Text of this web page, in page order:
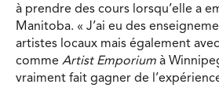
à prendre des cours lorsqu’elle a
Manitoba. « J’ai eu des
artistes locaux mais également
comme Artist Emporium à
vraiment fait gagner de